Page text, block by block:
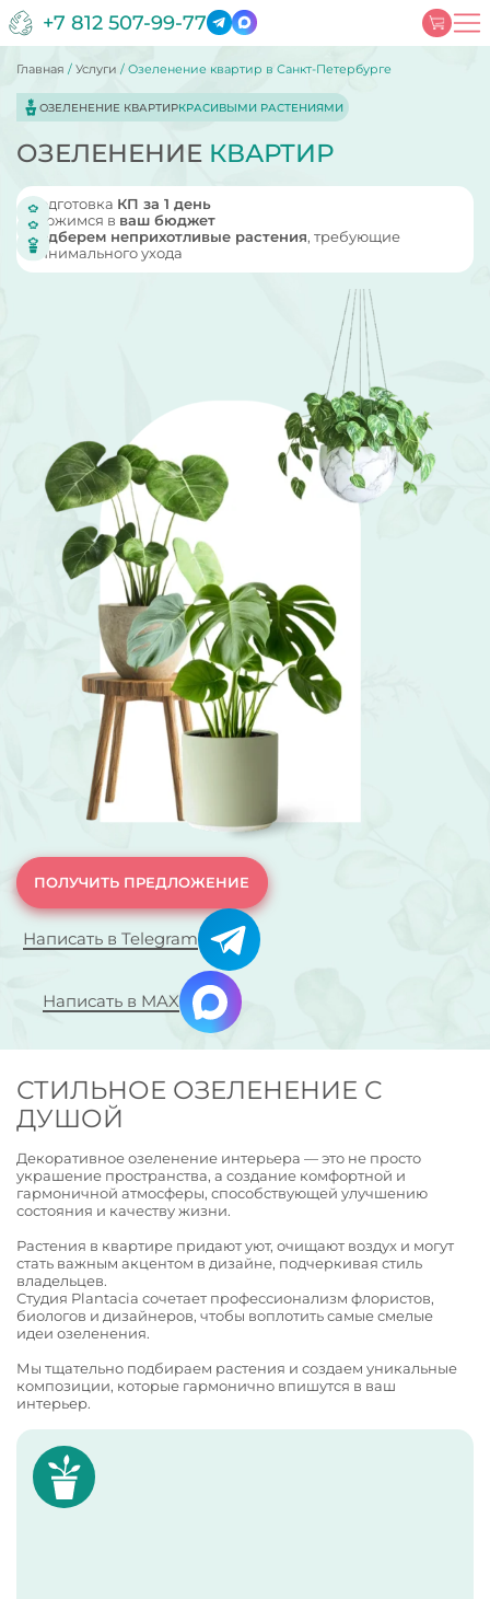
+7 812 507-99-77
Главная /Услуги /Озеленение квартир в Санкт-Петербурге
ОЗЕЛЕНЕНИЕ КВАРТИРКРАСИВЫМИ РАСТЕНИЯМИ
ОЗЕЛЕНЕНИЕ КВАРТИР
Подготовка КП за 1 день
Уложимся в ваш бюджет
Подберем неприхотливые растения, требующие
минимального ухода
ПОЛУЧИТЬ ПРЕДЛОЖЕНИЕ
Написать в Telegram
Написать в MAX
СТИЛЬНОЕ ОЗЕЛЕНЕНИЕ С
ДУШОЙ
Декоративное озеленение интерьера — это не просто
украшение пространства, а создание комфортной и
гармоничной атмосферы, способствующей улучшению
состояния и качеству жизни.
Растения в квартире придают уют, очищают воздух и могут
стать важным акцентом в дизайне, подчеркивая стиль
владельцев.
Студия Plantacia сочетает профессионализм флористов,
биологов и дизайнеров, чтобы воплотить самые смелые
идеи озеленения.
Мы тщательно подбираем растения и создаем уникальные
композиции, которые гармонично впишутся в ваш
интерьер.